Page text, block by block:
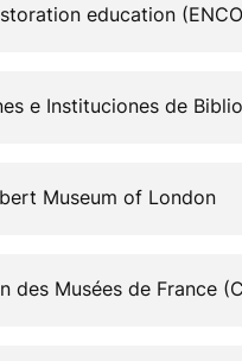
education
e Instituciones de
Museum of London
des Musées de France